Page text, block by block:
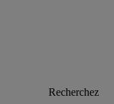
Recherchez